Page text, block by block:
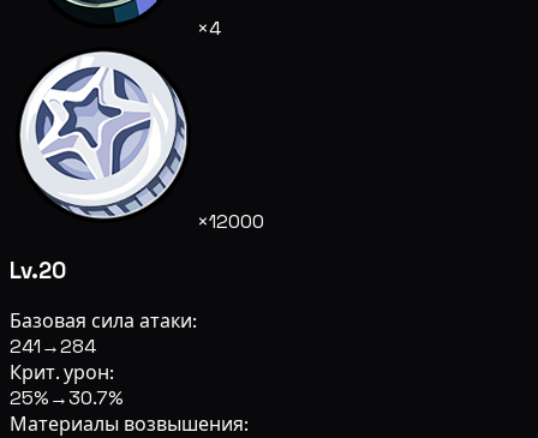
×4
×12000
Lv.20
Базовая сила атаки:
241→284
Крит. урон:
25%→30.7%
Материалы возвышения: